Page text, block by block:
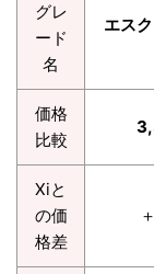
グレ
ード
名
エス
価格
比較
Xiと
の価
格差